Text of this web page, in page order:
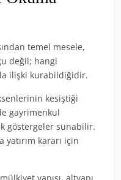
temel mesele,
değil; hangi
ilişki kurabildiğidir.
kesiştiği
gayrimenkul
göstergeler sunabilir.
yatırım kararı için